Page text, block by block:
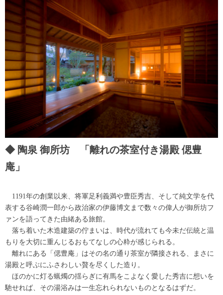
陶泉 御所坊 「離れの茶室付き湯殿 偲豊
庵」
1191年の創業以来、将軍足利義満や豊臣秀吉、そして純文学を代
表する谷崎潤一郎から政治家の伊藤博文まで数々の偉人が御所坊フ
ァンを語ってきた由緒ある旅館。
落ち着いた木造建築の佇まいは、時代が流れても今未だ伝統と温
もりを大切に重んじるおもてなしの心粋が感じられる。
離れにある「偲豊庵」はその名の通り茶室が隣接される、まさに
湯殿と呼ぶにふさわしい贅を尽くした造り。
ほのかに灯る蝋燭の揺らぎに有馬をこよなく愛した秀吉に想いを
馳せれば、その湯浴みは一生忘れられないものとなるはずだ。